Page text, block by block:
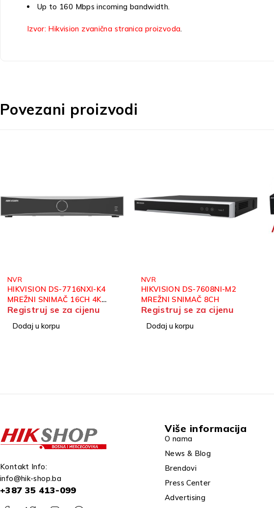
Up to 160 Mbps incoming bandwidth.
Izvor: Hikvision zvanična stranica proizvoda.
Povezani proizvodi
NVR
HIKVISION DS-7608NI-M2
MREŽNI SNIMAČ 8CH
Registruj se za cijenu
Dodaj u korpu
NVR
HIKVISION DS-7716NI-ST
MREŽNI SNIMAČ 16 CH 4MP
Registruj se za cijenu
Dodaj u korpu
Kontakt Info:
info@hik-shop.ba
+387 35 413-099
Više informacija
O nama
News & Blog
Brendovi
Press Center
Advertising